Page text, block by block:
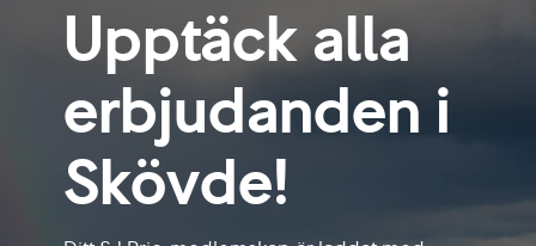
Upptäck alla
erbjudanden i
Skövde!